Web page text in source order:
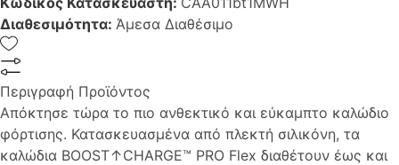
Διαθεσιμότητα: Άμεσα Διαθέσιμο
Περιγραφή Προϊόντος
Απόκτησε τώρα το πιο ανθεκτικό και εύκαμπτο καλώδιο
φόρτισης. Κατασκευασμένα από πλεκτή σιλικόνη, τα
καλώδια BOOST↑CHARGE™ PRO Flex διαθέτουν έως και